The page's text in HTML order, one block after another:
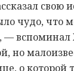
свою
чудо, что
— вспоминал
но
о которой